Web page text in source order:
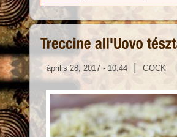
április 28, 2017 - 10:44 | GOCK